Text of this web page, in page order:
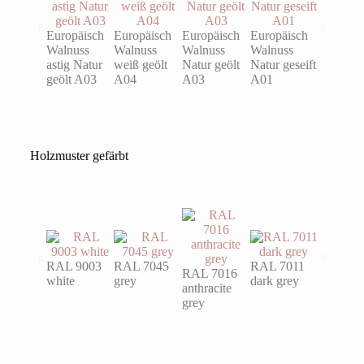
Europäisch
Walnuss
astig Natur
geölt A03
Europäisch
Walnuss
weiß geölt
A04
Europäisch
Walnuss
Natur geölt
A03
Europäisch
Walnuss
Natur geseift
A01
Holzmuster gefärbt
RAL 9003
white
RAL 7045
grey
RAL 7016
anthracite
grey
RAL 7011
dark grey